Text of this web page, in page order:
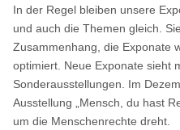
In der Regel bleiben unsere
und auch die Themen gleich.
Zusammenhang, die Exponate
optimiert. Neue Exponate sieht
Sonderausstellungen. Im
Ausstellung „Mensch, du hast
um die Menschenrechte dreht.